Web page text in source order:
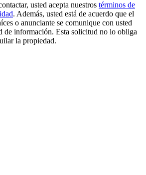
usted acepta nuestros términos de
. Además, usted está de acuerdo que el
o anunciante se comunique con usted
de información. Esta solicitud no lo obliga
la propiedad.